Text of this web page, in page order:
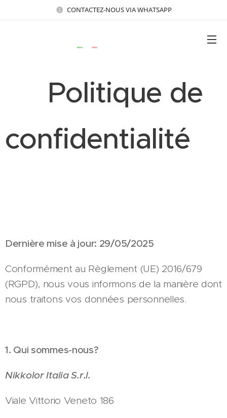
CONTACTEZ-NOUS VIA WHATSAPP
🛡️ Politique de
confidentialité
Dernière mise à jour: 29/05/2025
Conformément au Règlement (UE) 2016/679
(RGPD), nous vous informons de la manière dont
nous traitons vos données personnelles.
1. Qui sommes-nous?
Nikkolor Italia S.r.l.
Viale Vittorio Veneto 186